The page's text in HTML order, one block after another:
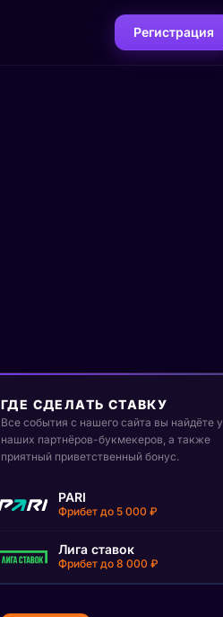
Регистрация
ГДЕ СДЕЛАТЬ СТАВКУ
Все события с нашего сайта вы найдёте у
наших партнёров-букмекеров, а также
приятный приветственный бонус.
PARI
Фрибет до 5 000 ₽
Лига ставок
Фрибет до 8 000 ₽